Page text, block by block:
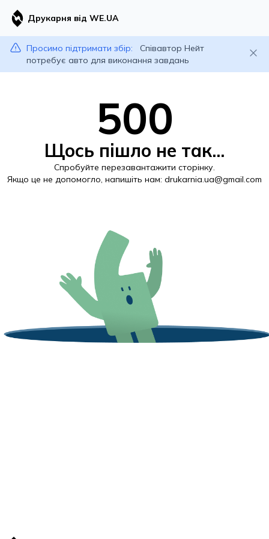
Друкарня від WE.UA
Просимо підтримати збір:
Співавтор Нейт
потребує авто для виконання завдань
500
Щось пішло не так...
Спробуйте перезавантажити сторінку.
Якщо це не допомогло, напишіть нам: drukarnia.ua@gmail.com